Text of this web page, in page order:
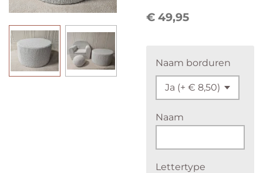
€ 49,95
Naam borduren
Naam
Lettertype